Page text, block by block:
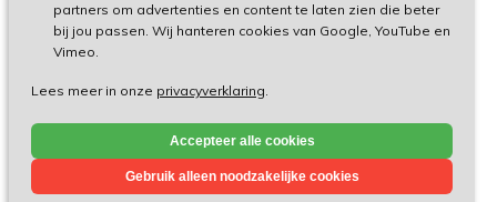
partners om advertenties en content te laten zien die beter
bij jou passen. Wij hanteren cookies van Google, YouTube en
Vimeo.
Lees meer in onze privacyverklaring.
Accepteer alle cookies
Gebruik alleen noodzakelijke cookies
TeamViewer
Made by Ivengi
© Koraal 2026